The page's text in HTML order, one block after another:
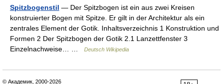
Spitzbogenstil — Der Spitzbogen ist ein aus zwei Kreisen
konstruierter Bogen mit Spitze. Er gilt in der Architektur als ein
zentrales Element der Gotik. Inhaltsverzeichnis 1 Konstruktion und
Formen 2 Der Spitzbogen der Gotik 2.1 Lanzettfenster 3
Einzelnachweise… …
Deutsch Wikipedia
© Академик, 2000-2026